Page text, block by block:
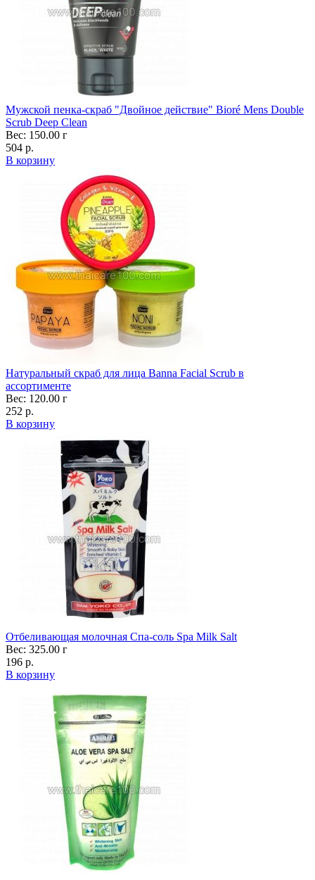
Мужской пенка-скраб "Двойное действие" Bioré Mens Double
Scrub Deep Clean
Вес: 150.00 г
504 р.
В корзину
Натуральный скраб для лица Banna Facial Scrub в
ассортименте
Вес: 120.00 г
252 р.
В корзину
Отбеливающая молочная Спа-соль Spa Milk Salt
Вес: 325.00 г
196 р.
В корзину